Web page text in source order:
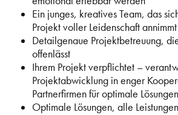
Ein junges, kreatives Team, das
Projekt voller Leidenschaft annimmt
Detailgenaue Projektbetreuung,
offenlässt
Ihrem Projekt verpflichtet –
Projektabwicklung in enger
Partnerfirmen für optimale Lösungen
Optimale Lösungen, alle